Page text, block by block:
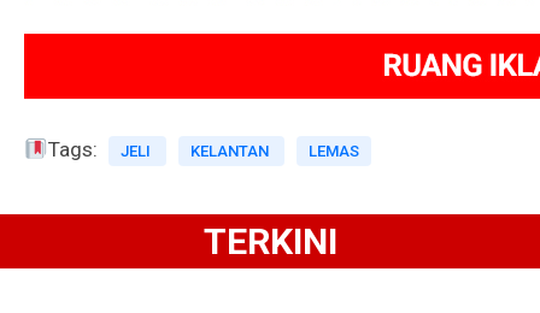
Tags: JELI KELANTAN LEMAS
TERKINI